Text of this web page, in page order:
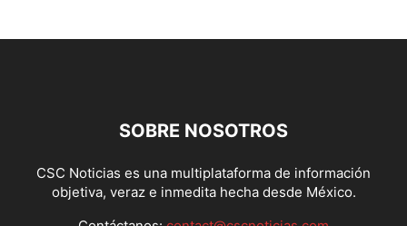
SOBRE NOSOTROS
CSC Noticias es una multiplataforma de información
objetiva, veraz e inmedita hecha desde México.